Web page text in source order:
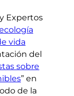
Expertos
vida
del
sobre
” en
de la